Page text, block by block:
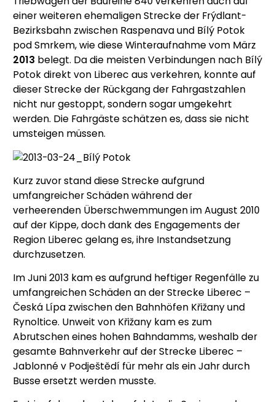
einer weiteren ehemaligen Strecke der Frýdlant-
Bezirksbahn zwischen Raspenava und Bílý Potok
pod Smrkem, wie diese Winteraufnahme vom März
2013 belegt. Da die meisten Verbindungen nach Bílý
Potok direkt von Liberec aus verkehren, konnte auf
dieser Strecke der Rückgang der Fahrgastzahlen
nicht nur gestoppt, sondern sogar umgekehrt
werden. Die Fahrgäste schätzen es, dass sie nicht
umsteigen müssen.
Kurz zuvor stand diese Strecke aufgrund
umfangreicher Schäden während der
verheerenden Überschwemmungen im August 2010
auf der Kippe, doch dank des Engagements der
Region Liberec gelang es, ihre Instandsetzung
durchzusetzen.
Im Juni 2013 kam es aufgrund heftiger Regenfälle zu
umfangreichen Schäden an der Strecke Liberec –
Česká Lípa zwischen den Bahnhöfen Křižany und
Rynoltice. Unweit von Křižany kam es zum
Abrutschen eines hohen Bahndamms, weshalb der
gesamte Bahnverkehr auf der Strecke Liberec –
Jablonné v Podještědí für mehr als ein Jahr durch
Busse ersetzt werden musste.